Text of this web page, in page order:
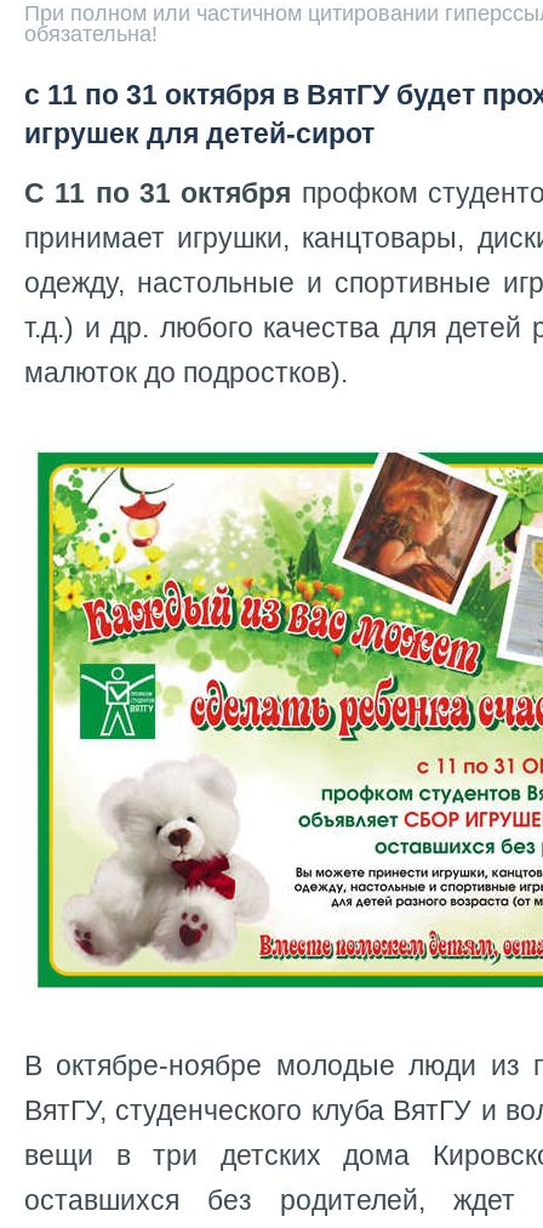
При полном или частичном цитировании
обязательна!
с 11 по 31 октября в ВятГУ будет
игрушек для детей-сирот
С 11 по 31 октября профком
принимает игрушки, канцтовары,
одежду, настольные и спортивные
т.д.) и др. любого качества для детей
малюток до подростков).
В октябре-ноябре молодые люди из
ВятГУ, студенческого клуба ВятГУ и
вещи в три детских дома
оставшихся без родителей, ждет